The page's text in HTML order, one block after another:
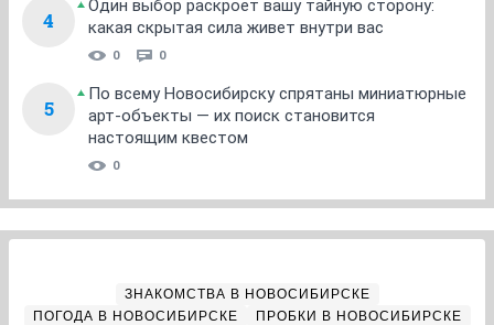
4
Один выбор раскроет вашу тайную сторону:
какая скрытая сила живет внутри вас
0 0
5
По всему Новосибирску спрятаны миниатюрные
арт-объекты — их поиск становится
настоящим квестом
0
ЗНАКОМСТВА В НОВОСИБИРСКЕ
ПОГОДА В НОВОСИБИРСКЕ
ПРОБКИ В НОВОСИБИРСКЕ